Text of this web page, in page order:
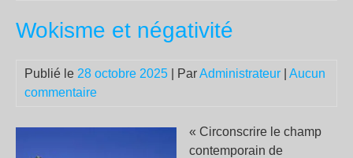
Wokisme et négativité
Publié le 28 octobre 2025 | ParAdministrateur
Aucun
commentaire
« Circonscrire le champ
contemporain de